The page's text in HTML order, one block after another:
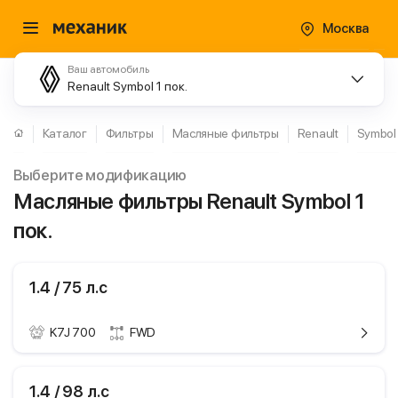
Москва
Ваш автомобиль
Renault Symbol 1 пок.
Каталог Фильтры Масляные фильтры Renault Symbol
Выберите модификацию
Масляные фильтры Renault Symbol 1
пок.
1.4 / 75 л.с
K7J 700 FWD
Renault Symbol
1.4 / 98 л.с